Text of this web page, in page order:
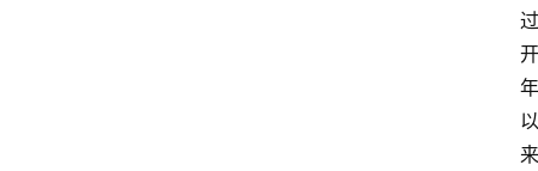
过
开
年
以
来